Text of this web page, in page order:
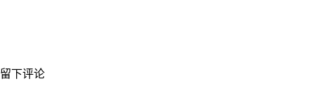
留下评论